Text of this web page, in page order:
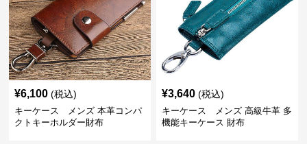
¥6,100 (税込)
キーケース メンズ 本革コンパ
クトキーホルダー財布
¥3,640 (税込)
キーケース メンズ 高級牛革 多
機能キーケース 財布